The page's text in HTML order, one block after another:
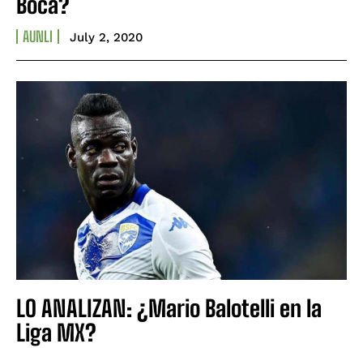
AUNLI July 2, 2020
LO ANALIZAN: ¿Mario Balotelli en la
Liga MX?